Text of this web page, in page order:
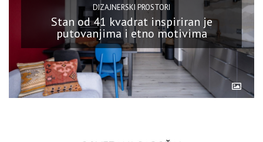
DIZAJNERSKI PROSTORI
Stan od 41 kvadrat inspiriran je
putovanjima i etno motivima